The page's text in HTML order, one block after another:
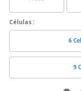
Células
6
9